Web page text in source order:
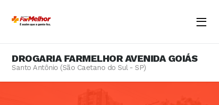
Menu
DROGARIA FARMELHOR AVENIDA GOIÁS
Santo Antônio (São Caetano do Sul - SP)